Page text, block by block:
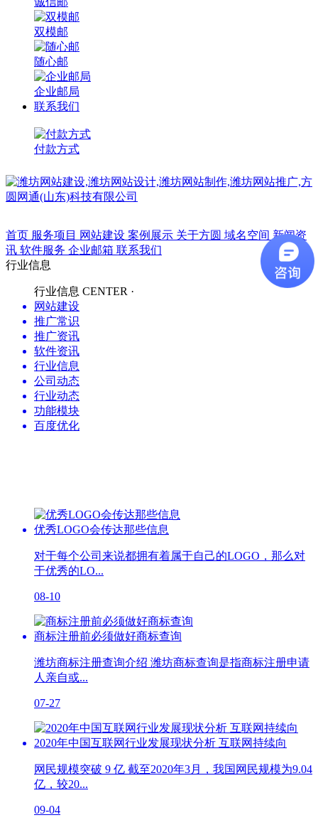
双模邮
随心邮
企业邮局
联系我们
付款方式
首页 服务项目 网站建设 案例展示 关于方圆 域名空间 新闻资
讯 软件服务 企业邮箱 联系我们
行业信息
行业信息 CENTER ·
网站建设
推广常识
推广资讯
软件资讯
行业信息
公司动态
行业动态
功能模块
百度优化
优秀LOGO会传达那些信息
对于每个公司来说都拥有着属于自己的LOGO，那么对
于优秀的LO...
08-10
商标注册前必须做好商标查询
潍坊商标注册查询介绍 潍坊商标查询是指商标注册申请
人亲自或...
07-27
2020年中国互联网行业发展现状分析 互联网持续向
网民规模突破 9 亿 截至2020年3月，我国网民规模为9.04
亿，较20...
09-04